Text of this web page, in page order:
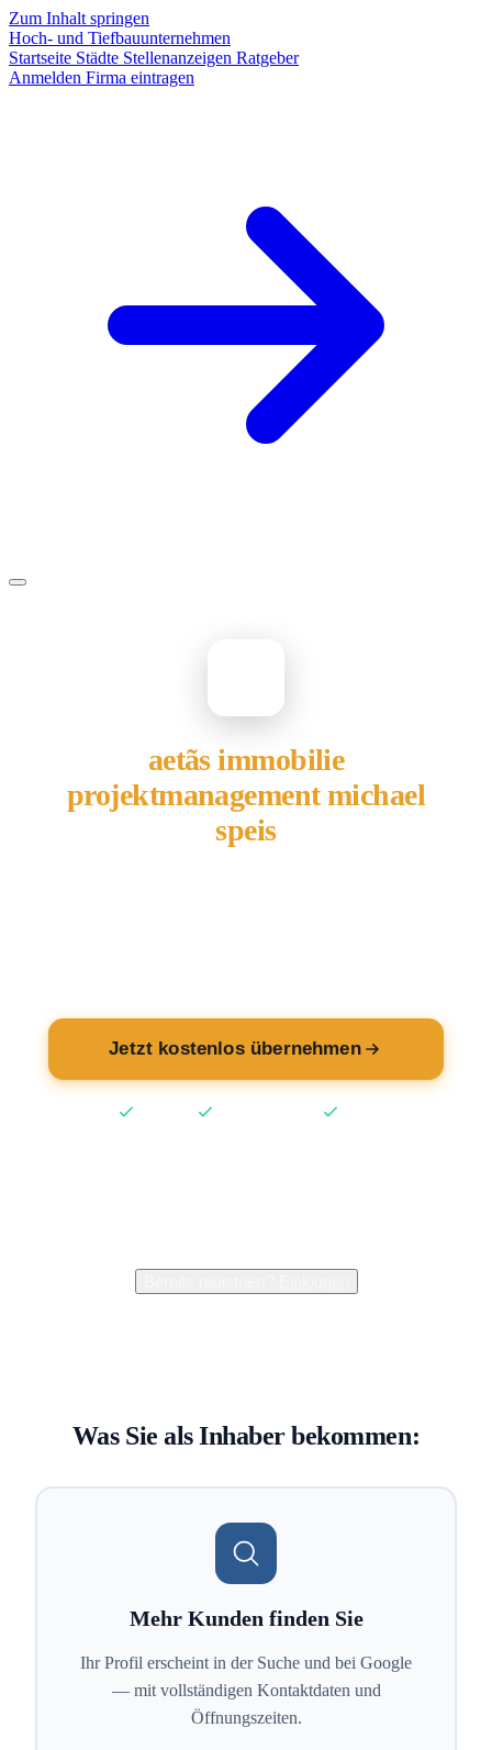
Zum Inhalt springen
Hoch- und Tiefbauunternehmen
Startseite Städte Stellenanzeigen Ratgeber
Anmelden Firma eintragen
aetãs immobilie
projektmanagement michael
speis
Jetzt kostenlos übernehmen
Was Sie als Inhaber bekommen:
Mehr Kunden finden Sie
Ihr Profil erscheint in der Suche und bei Google
— mit vollständigen Kontaktdaten und
Öffnungszeiten.